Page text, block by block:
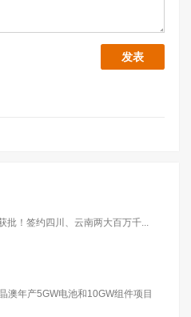
批！签约四川、云南两大百万千...
澳年产5GW电池和10GW组件项目